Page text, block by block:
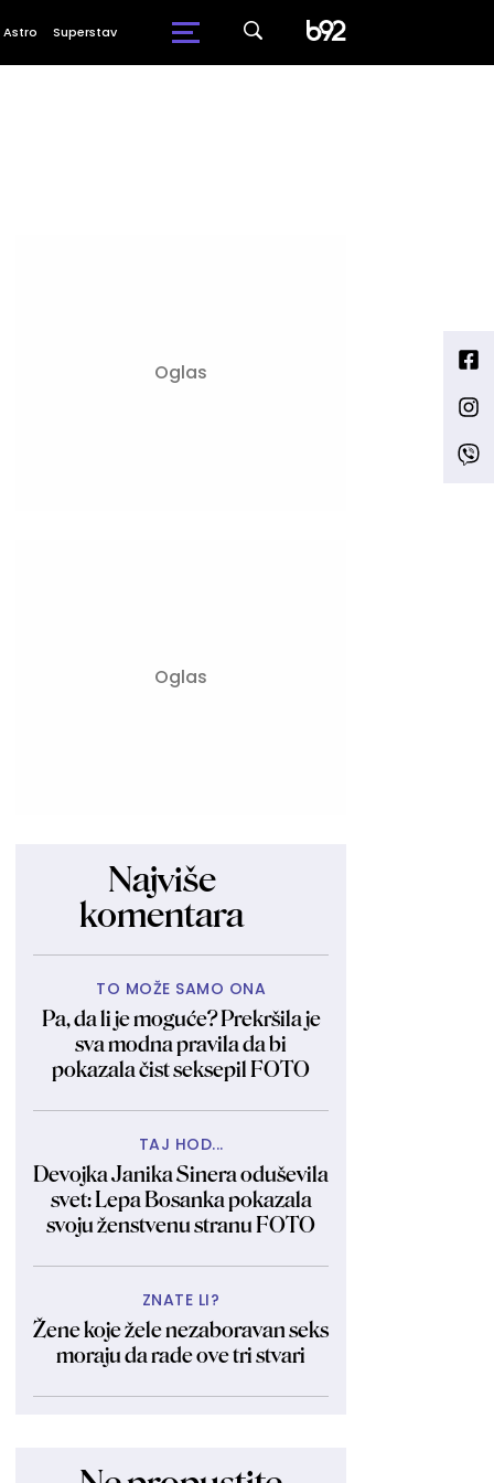
Astro Superstav
Najviše
komentara
TO MOŽE SAMO ONA
Pa, da li je moguće? Prekršila je
sva modna pravila da bi
pokazala čist seksepil FOTO
TAJ HOD...
Devojka Janika Sinera oduševila
svet: Lepa Bosanka pokazala
svoju ženstvenu stranu FOTO
ZNATE LI?
Žene koje žele nezaboravan seks
moraju da rade ove tri stvari